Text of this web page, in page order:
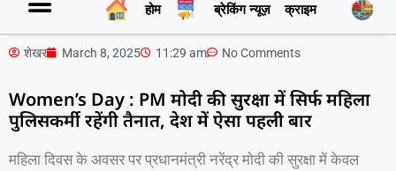
होम ब्रेकिंग न्यूज़ क्राइम
शेखर March 8, 2025 11:29 am No Comments
Women’s Day : PM मोदी की सुरक्षा में सिर्फ महिला
पुलिसकर्मी रहेंगी तैनात, देश में ऐसा पहली बार
महिला दिवस के अवसर पर प्रधानमंत्री नरेंद्र मोदी की सुरक्षा में केवल